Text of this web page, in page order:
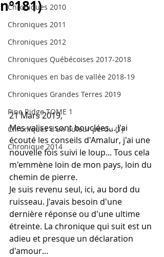
Chroniques 2010
Chroniques 2011
Chroniques 2012
Chroniques Québécoises 2017-2018
Chroniques en bas de vallée 2018-19
Chroniques Grandes Terres 2019
Pine Ridge TOME 1
Chroniques d'un auteur perdu (1)
Chronique 2014
n°181)
21 Mars 2019,
Mes valises sont bouclées... J'ai
écouté les conseils d'Amalur, j'ai une
nouvelle fois suivi le loup... Tous cela
m'emmène loin de mon pays, loin du
chemin de pierre.
Je suis revenu seul, ici, au bord du
ruisseau. J'avais besoin d'une
dernière réponse ou d'une ultime
étreinte. La chronique qui suit est un
adieu et presque un déclaration
d'amour...